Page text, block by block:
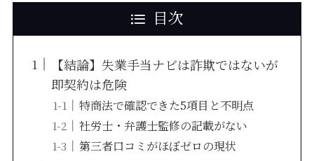
目次
【結論】失業手当ナビは詐欺ではないが
即契約は危険
特商法で確認できた5項目と不明点
社労士・弁護士監修の記載がない
第三者口コミがほぼゼロの現状